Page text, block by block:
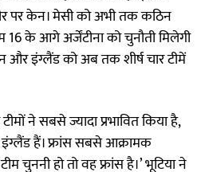
पर केन। मेसी को अभी तक कठिन
के आगे अर्जेंटीना को चुनौती मिलेगी
और इंग्लैंड को अब तक शीर्ष चार टीमें
ने सबसे ज्यादा प्रभावित किया है,
हैं। फ्रांस सबसे आक्रामक
चुननी हो तो वह फ्रांस है।’ भूटिया ने